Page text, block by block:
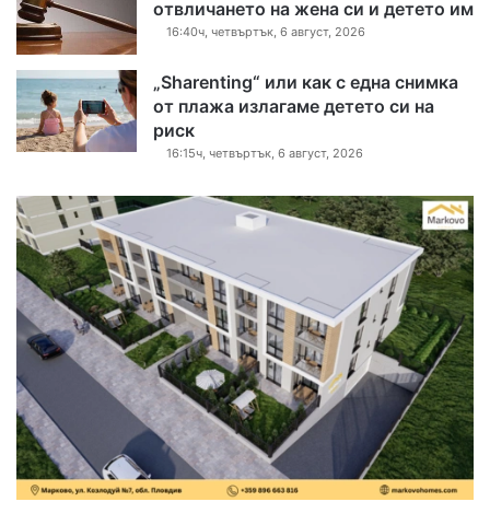
отвличането на жена си и детето им
16:40ч, четвъртък, 6 август, 2026
„Sharenting“ или как с една снимка
от плажа излагаме детето си на
риск
16:15ч, четвъртък, 6 август, 2026